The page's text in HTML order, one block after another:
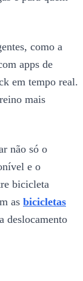
como a
apps de
em tempo real.
mais
não só o
e o
bicicleta
as bicicletas
deslocamento